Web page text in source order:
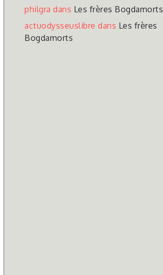
philgra dans Les frères Bogdamorts
actuodysseuslibre dans Les frères
Bogdamorts